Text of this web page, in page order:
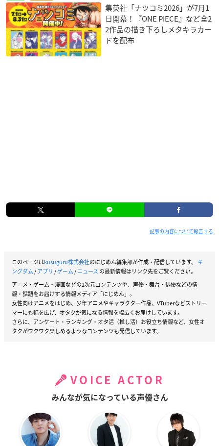
集英社「ナツコミ2026」が7月1
日開幕！『ONE PIECE』など全2
2作品の描き下ろしメタキラカー
ドを配布
記事の内容について報告する
このページはkusuguru株式会社のにじめん編集部が作成・配信しています。 キ
ングダム/アプリ /ゲーム/ニュース の最新情報はリンク先をご覧ください。
アニメ・ゲーム・漫画などの2次元コンテンツや、声優・舞台・俳優などの情
報・話題をお届けする情報メディア「にじめん」。
女性向けアニメをはじめ、少年アニメやキャラクター作品、VTuberなどストリー
マーにも幅を広げ、オタクが気になる情報を幅広くお届けしています。
さらに、アンケート・ランキング・オタ活（推し活）お役立ち情報など、女性オ
タクがワクワク楽しめるようなコンテンツも発信しています。
VOICE ACTOR
みんなが気になっている声優さん